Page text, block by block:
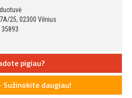
25, 02300 Vilnius
pigiau?
Sužinokite daugiau!